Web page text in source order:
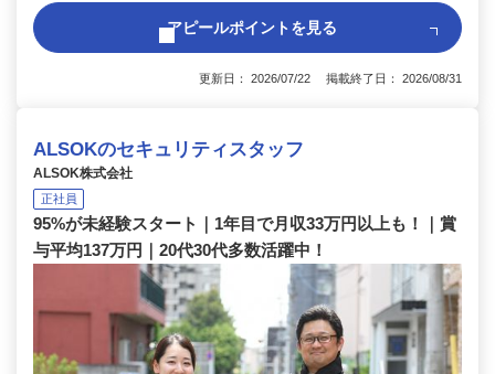
アピールポイントを見る
更新日： 2026/07/22 掲載終了日： 2026/08/31
ALSOKのセキュリティスタッフ
ALSOK株式会社
正社員
95%が未経験スタート｜1年目で月収33万円以上も！｜賞
与平均137万円｜20代30代多数活躍中！